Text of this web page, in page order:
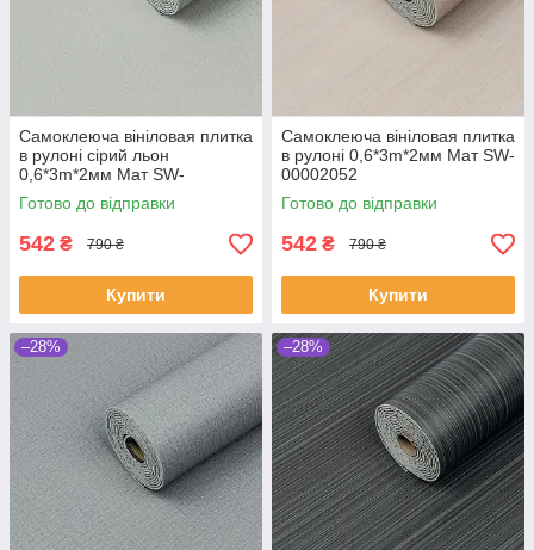
Самоклеюча вініловая плитка
в рулоні сірий льон
0,6*3m*2мм Мат SW-
00002043
Готово до відправки
542 ₴ 790 ₴
Купити
Самоклеюча вініловая плитка
в рулоні 0,6*3m*2мм Мат SW-
00002052
Готово до відправки
542 ₴ 790 ₴
Купити
–28% –28%